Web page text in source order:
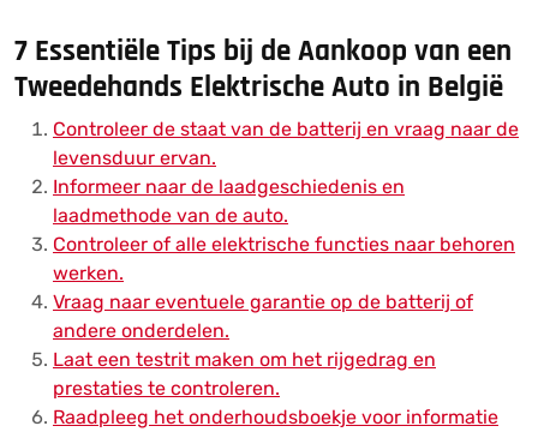
7 Essentiële Tips bij de Aankoop van een
Tweedehands Elektrische Auto in België
Controleer de staat van de batterij en vraag naar de
levensduur ervan.
Informeer naar de laadgeschiedenis en
laadmethode van de auto.
Controleer of alle elektrische functies naar behoren
werken.
Vraag naar eventuele garantie op de batterij of
andere onderdelen.
Laat een testrit maken om het rijgedrag en
prestaties te controleren.
Raadpleeg het onderhoudsboekje voor informatie